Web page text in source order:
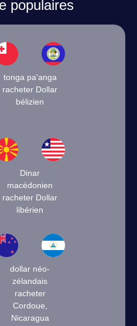
populaires
tonga pa'anga
racheter Dollar
bélizien
Dinar
macédonien
racheter Dollar
libérien
dollar néo-
zélandais
racheter
Cordoue,
Nicaragua